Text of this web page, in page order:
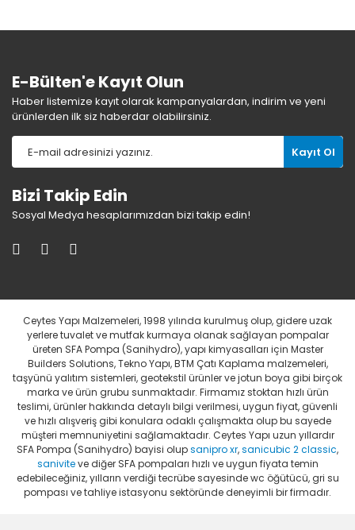
E-Bülten'e Kayıt Olun
Haber listemize kayıt olarak kampanyalardan, indirim ve yeni
ürünlerden ilk siz haberdar olabilirsiniz.
Kayıt Ol
Bizi Takip Edin
Sosyal Medya hesaplarımızdan bizi takip edin!
Ceytes Yapı Malzemeleri, 1998 yılında kurulmuş olup, gidere uzak
yerlere tuvalet ve mutfak kurmaya olanak sağlayan pompalar
üreten SFA Pompa (Sanihydro), yapı kimyasalları için Master
Builders Solutions, Tekno Yapı, BTM Çatı Kaplama malzemeleri,
taşyünü yalıtım sistemleri, geotekstil ürünler ve jotun boya gibi birçok
marka ve ürün grubu sunmaktadır. Firmamız stoktan hızlı ürün
teslimi, ürünler hakkında detaylı bilgi verilmesi, uygun fiyat, güvenli
ve hızlı alışveriş gibi konulara odaklı çalışmakta olup bu sayede
müşteri memnuniyetini sağlamaktadır. Ceytes Yapı uzun yıllardır
SFA Pompa (Sanihydro) bayisi olupsanipro xr,sanicubic 2 classic,
saniviteve diğer SFA pompaları hızlı ve uygun fiyata temin
edebileceğiniz, yılların verdiği tecrübe sayesinde wc öğütücü, gri su
pompası ve tahliye istasyonu sektöründe deneyimli bir firmadır.